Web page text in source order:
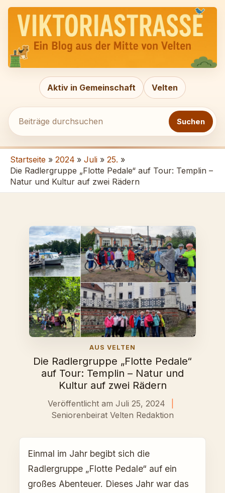
Zum
Inhalt
springen
Aktiv in Gemeinschaft Velten
Beiträge
durchsuchen
Suchen
Startseite 2024 Juli
25.
Die Radlergruppe „Flotte Pedale“ auf Tour: Templin –
Natur und Kultur auf zwei Rädern
AUS VELTEN
Die Radlergruppe „Flotte Pedale“
auf Tour: Templin – Natur und
Kultur auf zwei Rädern
Veröffentlicht am Juli 25, 2024
Seniorenbeirat Velten Redaktion
Einmal im Jahr begibt sich die
Radlergruppe „Flotte Pedale“ auf ein
großes Abenteuer. Dieses Jahr war das